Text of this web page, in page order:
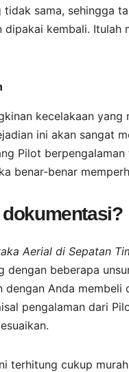
sama, sehingga
kembali. Itulah
kecelakaan
ini akan sangat
Pilot
benar-benar
Aerial di Sepatan
beberapa
Anda
pengalaman dari
terhitung cukup